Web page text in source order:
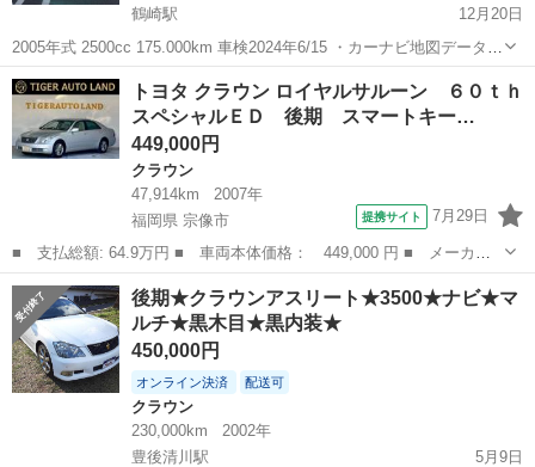
鶴崎駅
12月20日
2005年式 2500cc 175.000km 車検2024年6/15 ・カーナビ地図データ不
良 ・ダッシュボード割れ有り(簡易補修済) ・大きな凹みやキズはあり
ませんが年式なりの 小傷等あります。 車高もイイ感じです...
大分 大分市 鶴崎駅 クラウン アスリート
トヨタ クラウン ロイヤルサルーン ６０ｔｈ
スペシャルＥＤ 後期 スマートキー…
449,000円
クラウン
47,914km
2007年
福岡県 宗像市
提携サイト 7月29日
■ 支払総額: 64.9万円 ■ 車両本体価格： 449,000 円 ■ メーカー
名： トヨタ ■ 車種名： クラウン ■ グレード名： ロイヤルサ
ルーン ６０ｔｈスペシャルＥＤ 後期 スマートキー プッシュス
タート ＨＤ...
福岡 宗像市 クラウン
後期★クラウンアスリート★3500★ナビ★マ
ルチ★黒木目★黒内装★
450,000円
オンライン決済 配送可
クラウン
230,000km
2002年
豊後清川駅
5月9日